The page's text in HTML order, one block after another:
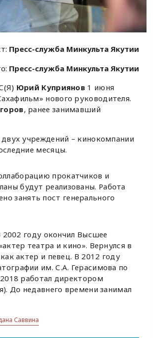
Пресс-служба Минкульта Якутии
Пресс-служба Минкульта Якутии
Юрий Куприянов 1 июня
нового руководителя.
, ранее занимавший
учреждений – кинокомпании
месяцы.
прокатчиков и
будут реализованы. Работа
занять пост генерального
2002 году окончил Высшее
театра и кино». Вернулся в
актер и певец. В 2012 году
им. С.А. Герасимова по
работал директором
До недавнего времени занимал
Саввина